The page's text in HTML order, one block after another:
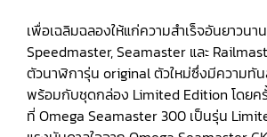
เพื่อเฉลิมฉลองให้แก่ความสำเร็จอันยาวนา
Speedmaster, Seamaster และ
ตัวนาฬิการุ่น original ตัวใหม่ซึ่งมีความทั
พร้อมกับชุดกล่อง Limited Edition โดยครั้
ที่ Omega Seamaster 300 เป็นรุ่น